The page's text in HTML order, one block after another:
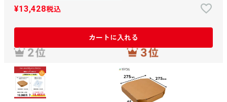
¥13,428税込
カートに入れる